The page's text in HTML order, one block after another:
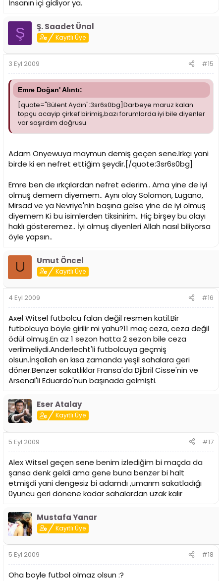
İnsanın içi gidiyor ya.
Ş Ş. Saadet Ünal
Kayıtlı Üye
3 Eyl 2009 #15
Emre Doğan' Alıntı:
[quote="Bülent Aydın":3sr6s0bg]Darbeye maruz kalan
topçu acayip çirkef birimiş,bazı forumlarda iyi bile diyenler
var saşırdım doğrusu
Adam Onyewuya maymun demiş geçen sene.Irkçı yani
birde ki en nefret ettiğim şeydir.[/quote:3sr6s0bg]
Emre ben de ırkçılardan nefret ederim.. Ama yine de iyi
olmuş demem diyemem.. Aynı olay Solomon, Lugano,
Mirsad ve ya Nevriye'nin başına gelse yine de iyi olmuş
diyemem Ki bu isimlerden tiksinirim.. Hiç birşey bu olayı
haklı gösteremez.. İyi olmuş diyenleri Allah nasıl biliyorsa
öyle yapsın..
U Umut Öncel
Kayıtlı Üye
4 Eyl 2009 #16
Axel Witsel futbolcu falan değil resmen katil.Bir
futbolcuya böyle girilir mi yahu?11 maç ceza, ceza değil
ödül olmuş.En az 1 sezon hatta 2 sezon bile ceza
verilmeliydi.Anderlecht'li futbolcuya geçmiş
olsun.İnşallah en kısa zamanda yeşil sahalara geri
döner.Benzer sakatlıklar Fransa'da Djibril Cisse'nin ve
Arsenal'li Eduardo'nun başınada gelmişti.
Eser Atalay
Kayıtlı Üye
5 Eyl 2009 #17
Alex Witsel geçen sene benim izlediğim bi maçda da
şansa denk geldi ama gene buna benzer bi halt
etmişdi yani dengesiz bi adamdı ,umarım sakatladığı
0yuncu geri dönene kadar sahalardan uzak kalır
Mustafa Yanar
Kayıtlı Üye
5 Eyl 2009 #18
Oha boyle futbol olmaz olsun :?